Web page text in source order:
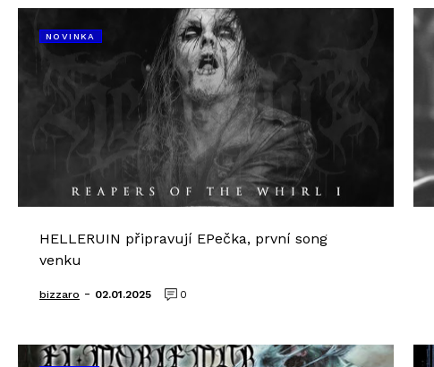
NOVINKA
HELLERUIN připravují EPečka, první song
venku
bizzaro - 02.01.2025 0